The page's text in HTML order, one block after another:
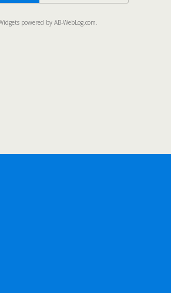
powered by AB-WebLog.com.